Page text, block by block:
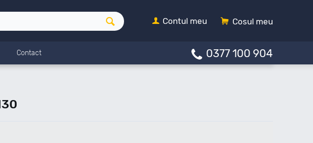
Cosul meu
Contul meu
Contact 0377 100 904